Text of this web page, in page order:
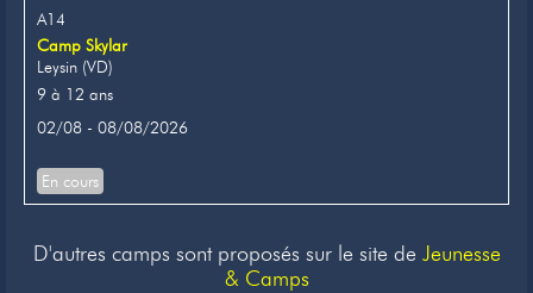
Liens
A14
Camp Skylar
Leysin (VD)
9 à 12 ans
02/08 - 08/08/2026
En cours
D'autres camps sont proposés sur le site de Jeunesse
& Camps